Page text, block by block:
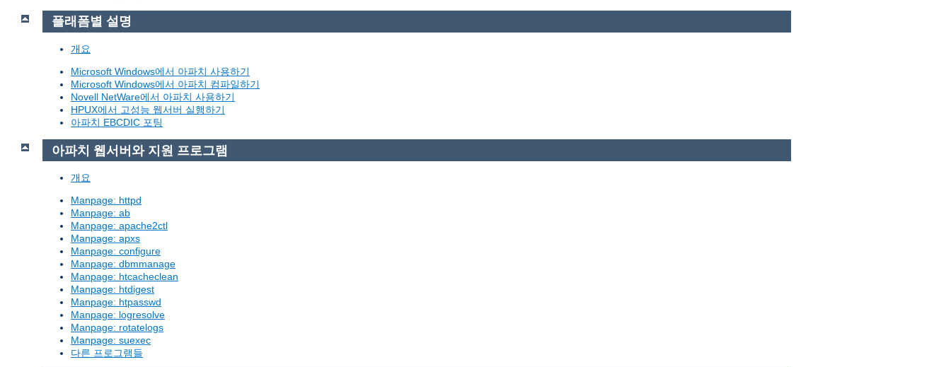
플래폼별 설명
개요
Microsoft Windows에서 아파치 사용하기
Microsoft Windows에서 아파치 컴파일하기
Novell NetWare에서 아파치 사용하기
HPUX에서 고성능 웹서버 실행하기
아파치 EBCDIC 포팅
아파치 웹서버와 지원 프로그램
개요
Manpage: httpd
Manpage: ab
Manpage: apache2ctl
Manpage: apxs
Manpage: configure
Manpage: dbmmanage
Manpage: htcacheclean
Manpage: htdigest
Manpage: htpasswd
Manpage: logresolve
Manpage: rotatelogs
Manpage: suexec
다른 프로그램들